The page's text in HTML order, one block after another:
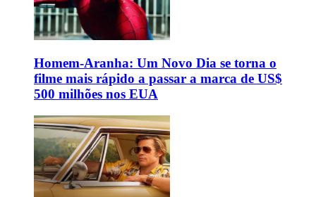
Homem-Aranha: Um Novo Dia se torna o
filme mais rápido a passar a marca de US$
500 milhões nos EUA